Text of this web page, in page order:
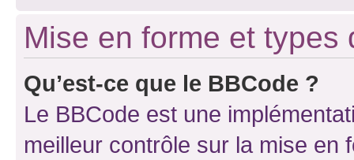
Mise en forme et types
Qu’est-ce que le BBCode ?
Le BBCode est une
meilleur contrôle sur la mise en